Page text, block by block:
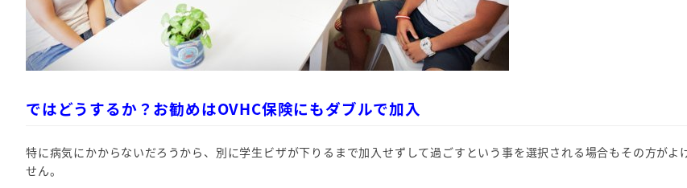
ではどうするか？お勧めはOVHC保険にもダブルで加入
特に病気にかからないだろうから、別に学生ビザが下りるまで加入せずして過ごすという事を選択される場合もその方がよ
せん。